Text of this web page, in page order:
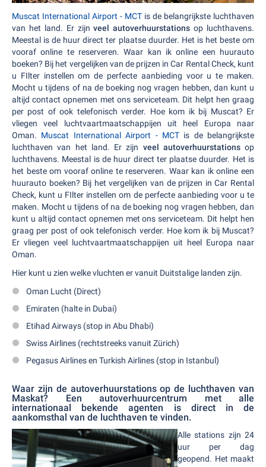
Muscat International Airport - MCT is de belangrijkste luchthaven
van het land. Er zijn veel autoverhuurstations op luchthavens.
Meestal is de huur direct ter plaatse duurder. Het is het beste om
vooraf online te reserveren. Waar kan ik online een huurauto
boeken? Bij het vergelijken van de prijzen in Car Rental Check, kunt
u FIlter instellen om de perfecte aanbieding voor u te maken.
Mocht u tijdens of na de boeking nog vragen hebben, dan kunt u
altijd contact opnemen met ons serviceteam. Dit helpt hen graag
per post of ook telefonisch verder. Hoe kom ik bij Muscat? Er
vliegen veel luchtvaartmaatschappijen uit heel Europa naar
Oman.
Muscat International Airport - MCT is de belangrijkste
luchthaven van het land. Er zijn veel autoverhuurstationsop
luchthavens. Meestal is de huur direct ter plaatse duurder. Het is
het beste om vooraf online te reserveren. Waar kan ik online een
huurauto boeken? Bij het vergelijken van de prijzen in Car Rental
Check, kunt u FIlter instellen om de perfecte aanbieding voor u te
maken. Mocht u tijdens of na de boeking nog vragen hebben, dan
kunt u altijd contact opnemen met ons serviceteam. Dit helpt hen
graag per post of ook telefonisch verder. Hoe kom ik bij Muscat?
Er vliegen veel luchtvaartmaatschappijen uit heel Europa naar
Oman.
Hier kunt u zien welke vluchten er vanuit Duitstalige landen zijn.
Oman Lucht (Direct)
Emiraten (halte in Dubai)
Etihad Airways (stop in Abu Dhabi)
Swiss Airlines (rechtstreeks vanuit Zürich)
Pegasus Airlines en Turkish Airlines (stop in Istanbul)
Waar zijn de autoverhuurstations op de luchthaven van
Maskat? Een autoverhuurcentrum met alle
internationaal bekende agenten is direct in de
aankomsthal van de luchthaven te vinden.
Alle stations zijn 24
uur per dag
geopend. Het maakt